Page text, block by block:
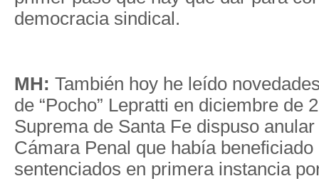
democracia sindical.
MH: También hoy he leído
de “Pocho” Lepratti en diciembre de
Suprema de Santa Fe dispuso
Cámara Penal que había
sentenciados en primera instancia